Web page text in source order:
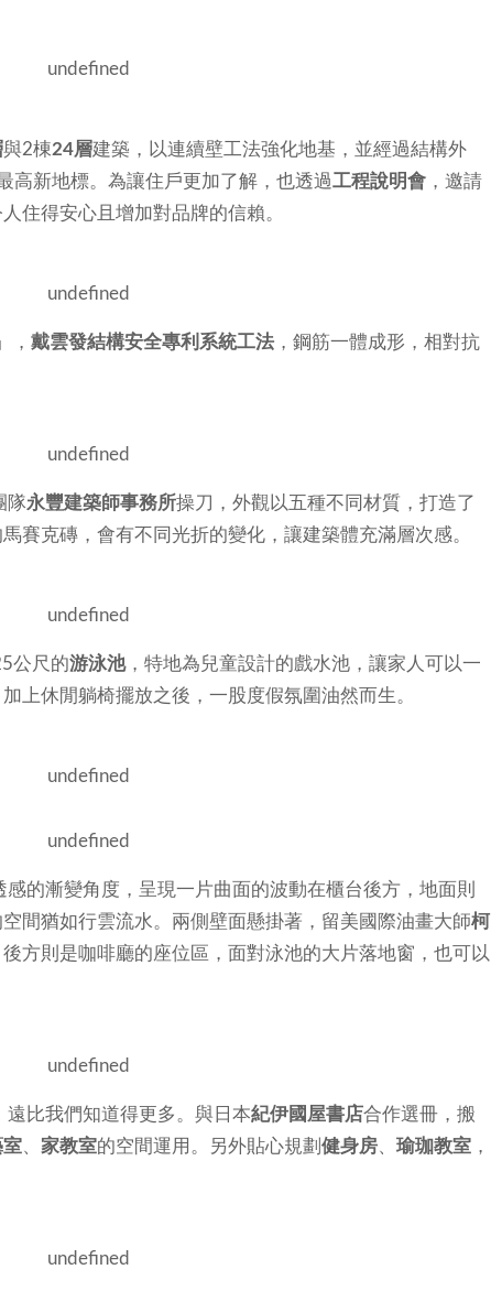
與2棟24層建築，以連續壁工法強化地基，並經過結構外
高新地標。為讓住戶更加了解，也透過工程說明會 ，邀請
住得安心且增加對品牌的信賴。
」， 戴雲發結構安全專利系統工法 ，鋼筋一體成形，相對抗
隊永豐建築師事務所操刀，外觀以五種不同材質，打造了
賽克磚，會有不同光折的變化，讓建築體充滿層次感。
公尺的游泳池，特地為兒童設計的戲水池，讓家人可以一
上休閒躺椅擺放之後，一股度假氛圍油然而生。
的漸變角度，呈現一片曲面的波動在櫃台後方，地面則
間猶如行雲流水。兩側壁面懸掛著，留美國際油畫大師柯
方則是咖啡廳的座位區，面對泳池的大片落地窗，也可以
遠比我們知道得更多。與日本紀伊國屋書店合作選冊，搬
室 家教室的空間運用。另外貼心規劃 健身房 瑜珈教室 ，